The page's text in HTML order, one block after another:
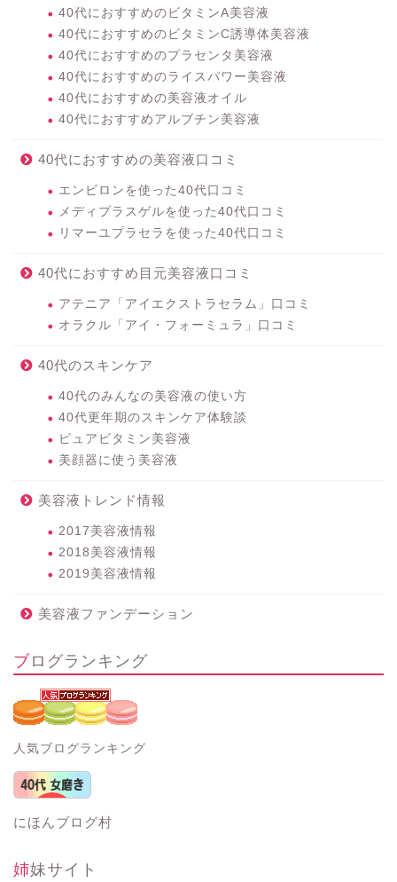
40代におすすめのビタミンA美容液
40代におすすめのビタミンC誘導体美容液
40代におすすめのプラセンタ美容液
40代におすすめのライスパワー美容液
40代におすすめの美容液オイル
40代におすすめアルブチン美容液
40代におすすめの美容液口コミ
エンビロンを使った40代口コミ
メディプラスゲルを使った40代口コミ
リマーユプラセラを使った40代口コミ
40代におすすめ目元美容液口コミ
アテニア「アイエクストラセラム」口コミ
オラクル「アイ・フォーミュラ」口コミ
40代のスキンケア
40代のみんなの美容液の使い方
40代更年期のスキンケア体験談
ピュアビタミン美容液
美顔器に使う美容液
美容液トレンド情報
2017美容液情報
2018美容液情報
2019美容液情報
美容液ファンデーション
ブログランキング
人気ブログランキング
にほんブログ村
姉妹サイト